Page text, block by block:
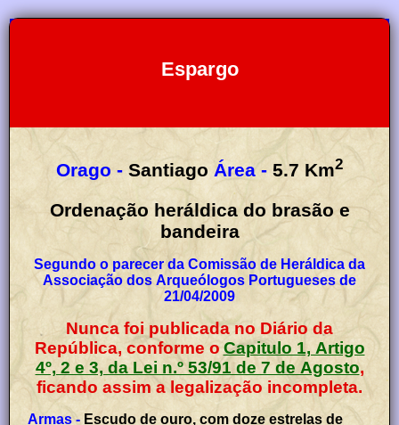
Espargo
Orago - Santiago Área - 5.7 Km2
Ordenação heráldica do brasão e
bandeira
Segundo o parecer da Comissão de Heráldica da
Associação dos Arqueólogos Portugueses de
21/04/2009
Nunca foi publicada no Diário da
República, conforme o Capitulo 1, Artigo
4º, 2 e 3, da Lei n.º 53/91 de 7 de Agosto,
ficando assim a legalização incompleta.
Armas - Escudo de ouro, com doze estrelas de